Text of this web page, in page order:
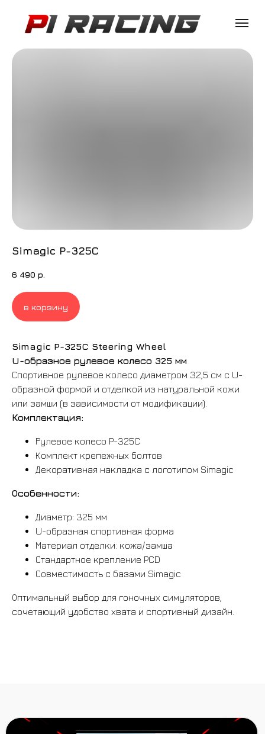
Simagic P-325C
6 490 р.
в корзину
Simagic P-325C Steering Wheel
U-образное рулевое колесо 325 мм
Спортивное рулевое колесо диаметром 32,5 см с U-
образной формой и отделкой из натуральной кожи
или замши (в зависимости от модификации).
Комплектация:
Рулевое колесо P-325C
Комплект крепежных болтов
Декоративная накладка с логотипом Simagic
Особенности:
Диаметр: 325 мм
U-образная спортивная форма
Материал отделки: кожа/замша
Стандартное крепление PCD
Совместимость с базами Simagic
Оптимальный выбор для гоночных симуляторов,
сочетающий удобство хвата и спортивный дизайн.
ВСЕ ТОВАРЫ